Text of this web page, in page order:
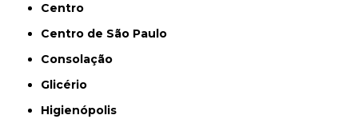
Centro
Centro de São Paulo
Consolação
Glicério
Higienópolis